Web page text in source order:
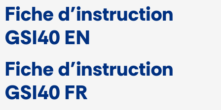
Fiche d’instruction
GSI40 EN
Fiche d’instruction
GSI40 FR